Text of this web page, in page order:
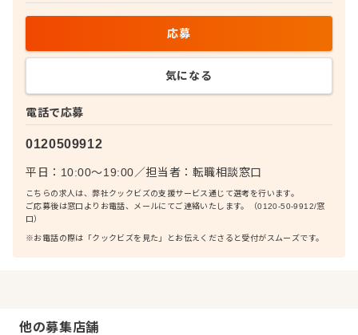
電話で応募
0120509912
平日：10:00〜19:00／担当者： 転職相談窓口
こちらの求人は、弊社クックビズの支援サービス通じて選考を行います。
ご応募後は窓口よりお電話、メールにてご連絡いたします。（0120-50-9912/窓
口）
※お電話の際は「クックビズを見た」とお伝えくださると受付がスムーズです。
応募
気になる
他の募集店舗